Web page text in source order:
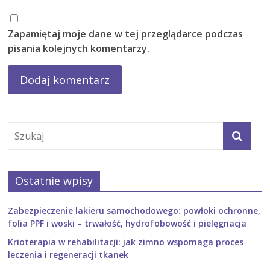
Zapamiętaj moje dane w tej przeglądarce podczas
pisania kolejnych komentarzy.
Ostatnie wpisy
Zabezpieczenie lakieru samochodowego: powłoki ochronne,
folia PPF i woski – trwałość, hydrofobowość i pielęgnacja
Krioterapia w rehabilitacji: jak zimno wspomaga proces
leczenia i regeneracji tkanek